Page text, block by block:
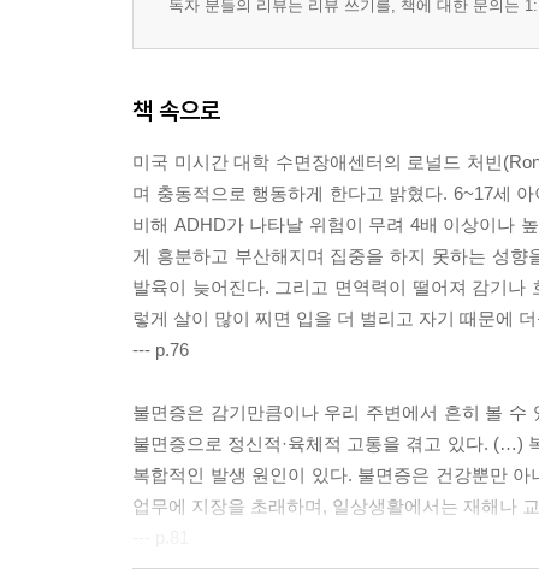
독자 분들의 리뷰는 리뷰 쓰기를, 책에 대한 문의는
책 속으로
미국 미시간 대학 수면장애센터의 로널드 처빈
며 충동적으로 행동하게 한다고 밝혔다. 6~17세
비해 ADHD가 나타날 위험이 무려 4배 이상이나
게 흥분하고 부산해지며 집중을 하지 못하는 성
발육이 늦어진다. 그리고 면역력이 떨어져 감기
렇게 살이 많이 찌면 입을 더 벌리고 자기 때문에
--- p.76
불면증은 감기만큼이나 우리 주변에서 흔히 볼
불면증으로 정신적·육체적 고통을 겪고 있다. (…)
복합적인 발생 원인이 있다. 불면증은 건강뿐만
업무에 지장을 초래하며, 일상생활에서는 재해나